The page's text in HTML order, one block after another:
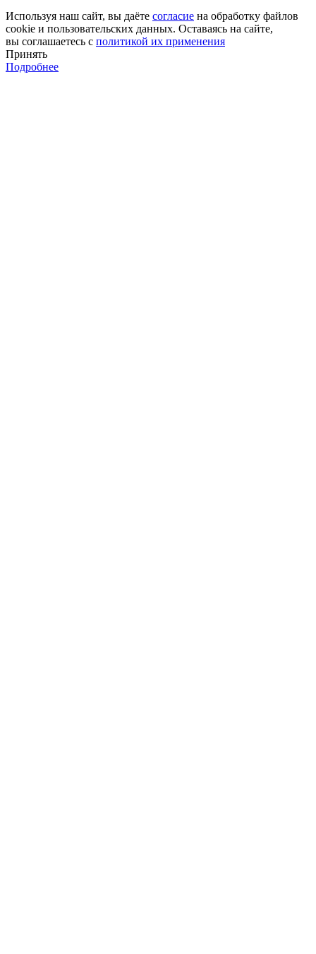
Используя наш сайт, вы даёте согласие на обработку файлов
cookie и пользовательских данных. Оставаясь на сайте,
вы соглашаетесь с политикой их применения
Принять
Подробнее